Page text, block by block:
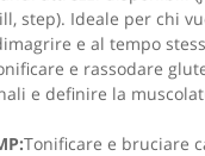
step). Ideale per chi
e al tempo
e rassodare
e definire la
Tonificare e bruciare